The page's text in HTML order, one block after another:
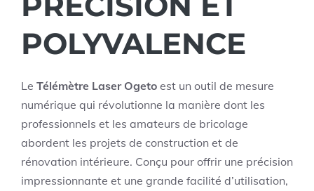
POLYVALENCE
Le Télémètre Laser Ogeto est un outil de mesure
numérique qui révolutionne la manière dont les
professionnels et les amateurs de bricolage
abordent les projets de construction et de
rénovation intérieure. Conçu pour offrir une précision
impressionnante et une grande facilité d’utilisation,